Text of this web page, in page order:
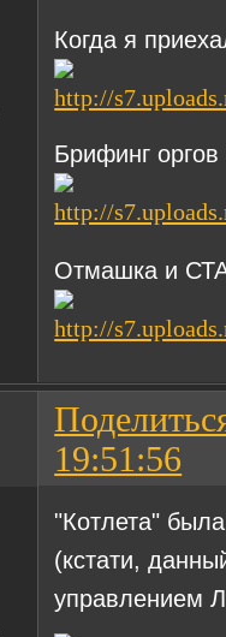
Когда я
Брифинг
Отмашка и
19:51:56
"Котлета"
(кстати,
управлением